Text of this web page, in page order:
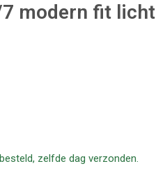
modern fit licht
zelfde dag verzonden.